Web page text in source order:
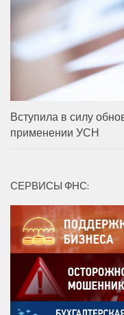
Вступила в силу
применении УСН
СЕРВИСЫ ФНС: